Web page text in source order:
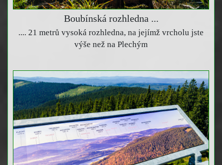
Boubínská rozhledna ...
.... 21 metrů vysoká rozhledna, na jejímž vrcholu jste
výše než na Plechým